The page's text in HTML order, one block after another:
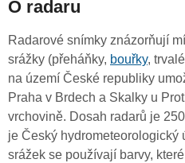
O radaru
Radarové snímky znázorňují
srážky (přeháňky, bouřky,
na území České republiky
Praha v Brdech a Skalky u
vrchovině. Dosah radarů je
je Český hydrometeorologický
srážek se používají barvy,